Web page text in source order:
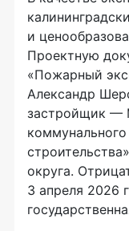
и
Проектную
«Пожарный
Александр
застройщик —
округа.
3 апреля 2026